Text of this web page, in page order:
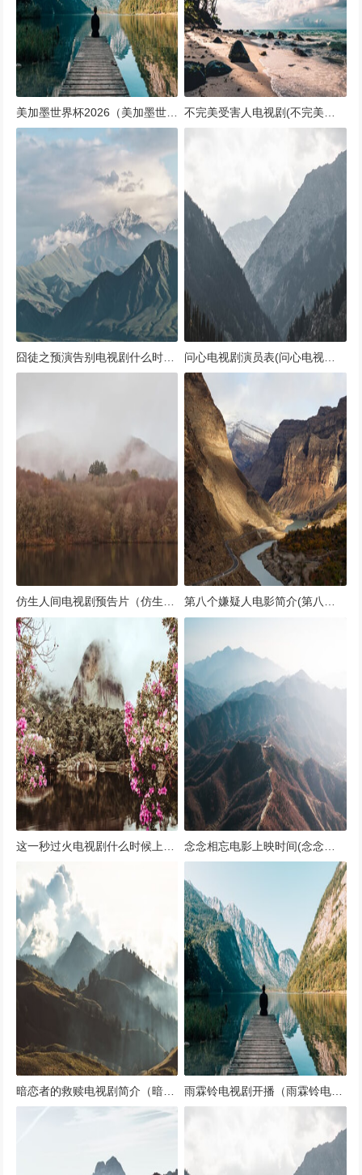
美加墨世界杯2026（美加墨世界杯比赛北京时间）
囧徒之预演告别电视剧什么时候播出（囧系列第一部）
仿生人间电视剧预告片（仿生人间网剧） 第八个嫌疑人电影简介(第八个嫌疑人电影上映时间)
暗恋者的救赎电视剧简介（暗恋者的作用）